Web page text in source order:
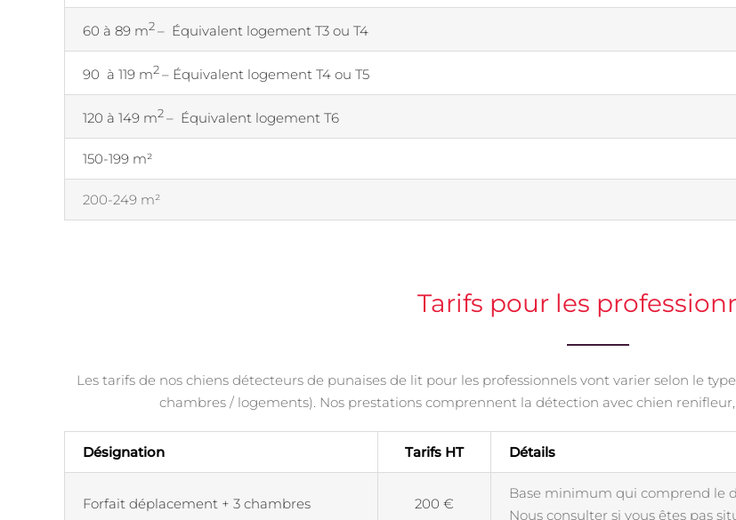
60 à 89 m2 – Équivalent logement T3 ou T4
90 à 119 m2 – Équivalent logement T4 ou T5
120 à 149 m2 – Équivalent logement T6
150-199 m²
200-249 m²
Tarifs pour les
Les tarifs de nos chiens détecteurs de punaises de lit pour les professionnels vont varier selon le
chambres / logements). Nos prestations comprennent la détection avec chien
Désignation Tarifs HT Détails
Forfait déplacement + 3 chambres 200 €
Base minimum qui comprend le
Nous consulter si vous êtes pas